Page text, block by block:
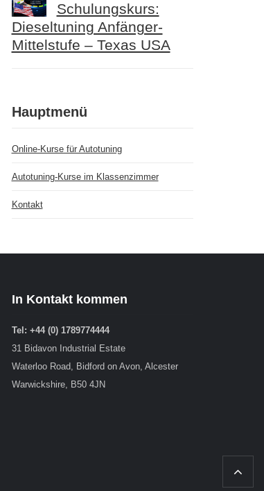
Schulungskurs:
Dieseltuning Anfänger-
Mittelstufe – Texas USA
Hauptmenü
Online-Kurse für Autotuning
Autotuning-Kurse im Klassenzimmer
Kontakt
In Kontakt kommen
Tel: +44 (0) 1789774444
31 Bidavon Industrial Estate
Waterloo Road, Bidford on Avon, Alcester
Warwickshire, B50 4JN